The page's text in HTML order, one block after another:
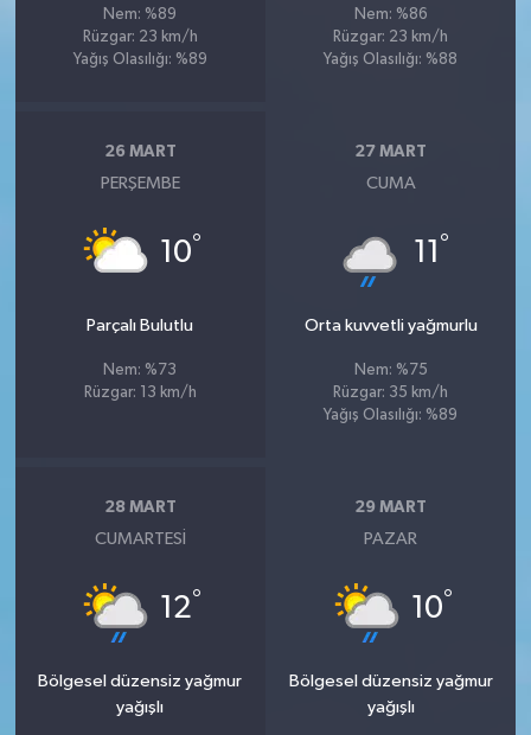
Nem: %89
Rüzgar: 23 km/h
Yağış Olasılığı: %89
Nem: %86
Rüzgar: 23 km/h
Yağış Olasılığı: %88
26 MART
PERŞEMBE
10°
Parçalı Bulutlu
Nem: %73
Rüzgar: 13 km/h
27 MART
CUMA
11 °
Orta kuvvetli yağmurlu
Nem: %75
Rüzgar: 35 km/h
Yağış Olasılığı: %89
28 MART
CUMARTESI
12°
Bölgesel düzensiz yağmur
yağışlı
29 MART
PAZAR
10°
Bölgesel düzensiz yağmur
yağışlı